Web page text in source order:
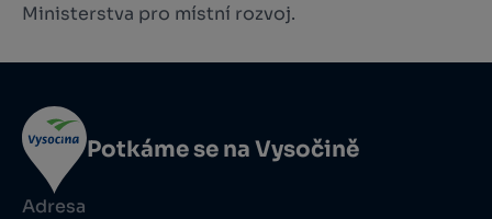
Ministerstva pro místní rozvoj.
Potkáme se na Vysočině
Adresa